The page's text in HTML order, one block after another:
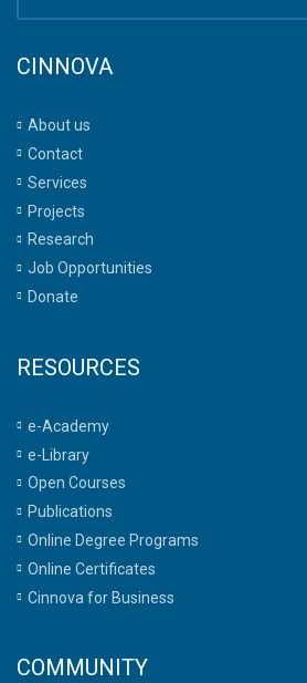
CINNOVA
About us
Contact
Services
Projects
Research
Job Opportunities
Donate
RESOURCES
e-Academy
e-Library
Open Courses
Publications
Online Degree Programs
Online Certificates
Cinnova for Business
COMMUNITY